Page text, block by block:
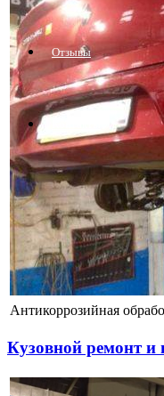
Отзывы
Антикоррозийная
Кузовной ремонт